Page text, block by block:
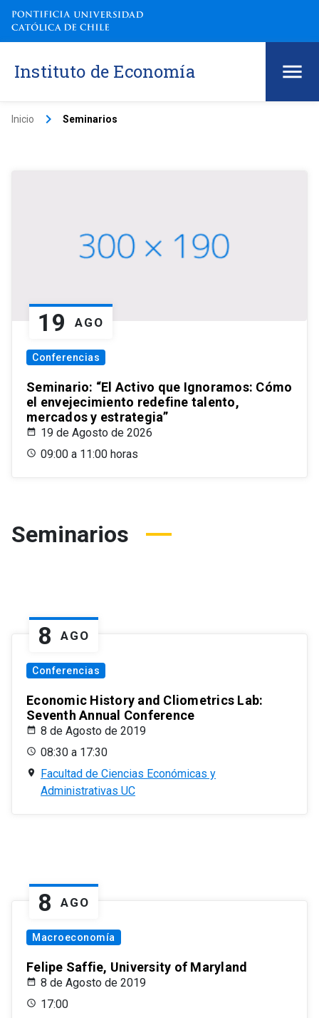
Instituto de Economía
Inicio keyboard_arrow_right Seminarios
19 AGO
Conferencias
Seminario: “El Activo que Ignoramos: Cómo
el envejecimiento redefine talento,
mercados y estrategia”
19 de Agosto de 2026
09:00 a 11:00 horas
Seminarios
8 AGO
Conferencias
Economic History and Cliometrics Lab:
Seventh Annual Conference
8 de Agosto de 2019
08:30 a 17:30
Facultad de Ciencias Económicas y
Administrativas UC
8 AGO
Macroeconomía
Felipe Saffie, University of Maryland
8 de Agosto de 2019
17:00